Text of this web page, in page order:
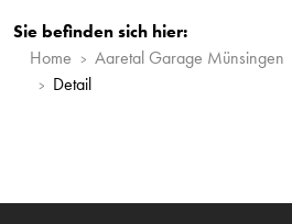
Sie befinden sich hier:
Home
Aaretal Garage Münsingen
Detail